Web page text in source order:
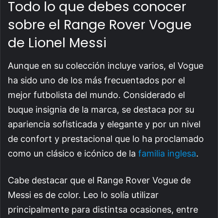
Todo lo que debes conocer
sobre el Range Rover Vogue
de Lionel Messi
Aunque en su colección incluye varios, el Vogue
ha sido uno de los más frecuentados por el
mejor futbolista del mundo. Considerado el
buque insignia de la marca, se destaca por su
apariencia sofisticada y elegante y por un nivel
de confort y prestacional que lo ha proclamado
como un clásico e icónico de la familia inglesa.
Cabe destacar que el Range Rover Vogue de
Messi es de color. Leo lo solía utilizar
principalmente para distintsa ocasiones, entre